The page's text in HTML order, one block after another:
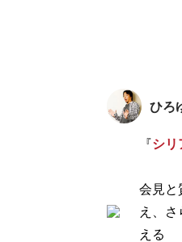
ひろ
西村博之（
「ニコニコ
在住。たま
いまわし』
『シリ
会見と
え、
える